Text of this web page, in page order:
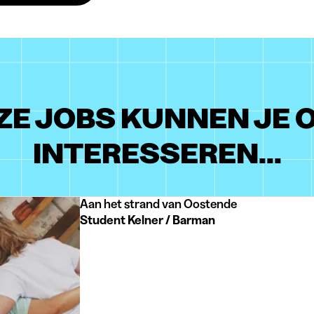
JOBS KUNNEN JE
INTERESSEREN...
Aan het strand van Oostende
Student Kelner / Barman